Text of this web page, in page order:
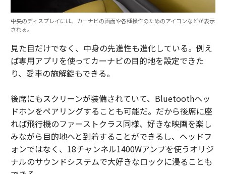
中央のディスプレイには、カーナビの画面や各種操作のためのアイコンなどが表示
される。
見た目だけでなく、中身の先進性も進化している。例え
ば専用アプリを使ってカーナビの目的地を設定できた
り、愛車の施解錠もできる。
後席にもスクリーンが装備されていて、Bluetoothヘッ
ドホンをペアリングすることも可能だ。だから後席に座
れば飛行機のファーストクラス同様、好きな映画を楽し
みながら目的地へと到着することができるし、ヘッドフ
ォンではなく、18チャンネル1400Wアンプを使うオリジ
ナルのサウンドシステムで大好きなロックに浸ることも